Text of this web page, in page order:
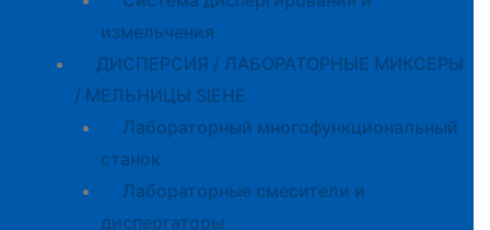
измельчения
ДИСПЕРСИЯ / ЛАБОРАТОРНЫЕ МИКСЕРЫ
/ МЕЛЬНИЦЫ SIEHE
Лабораторный многофункциональный
станок
Лабораторные смесители и
диспергаторы